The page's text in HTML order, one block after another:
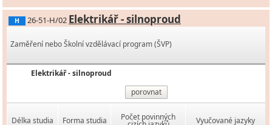
H 26-51-H/02 Elektrikář - silnoproud
Zaměření nebo Školní vzdělávací program (ŠVP)
Elektrikář - silnoproud
porovnat
Délka studia Forma studia Počet povinných Vyučované jazyky